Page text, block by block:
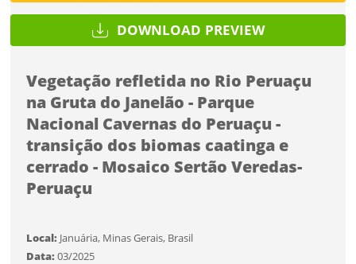
DOWNLOAD PREVIEW
Vegetação refletida no Rio Peruaçu
na Gruta do Janelão - Parque
Nacional Cavernas do Peruaçu -
transição dos biomas caatinga e
cerrado - Mosaico Sertão Veredas-
Peruaçu
Local: Januária, Minas Gerais, Brasil
Data:03/2025
Li e concordo com os Termos de Uso do site
Já tem uma conta?
ENTRAR
Tipo de download